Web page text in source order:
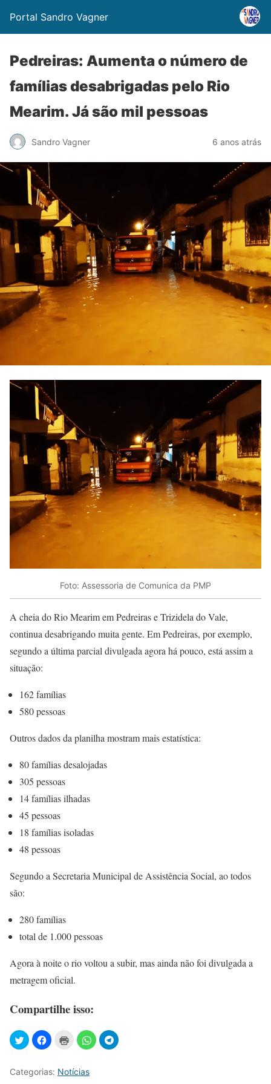
Portal Sandro Vagner
Pedreiras: Aumenta o número de
famílias desabrigadas pelo Rio
Mearim. Já são mil pessoas
Sandro Vagner 6 anos atrás
Foto: Assessoria de Comunica da PMP
A cheia do Rio Mearim em Pedreiras e Trizidela do Vale,
continua desabrigando muita gente. Em Pedreiras, por exemplo,
segundo a última parcial divulgada agora há pouco, está assim a
situação:
162 famílias
580 pessoas
Outros dados da planilha mostram mais estatística:
80 famílias desalojadas
305 pessoas
14 famílias ilhadas
45 pessoas
18 famílias isoladas
48 pessoas
Segundo a Secretaria Municipal de Assistência Social, ao todos
são:
280 famílias
total de 1.000 pessoas
Agora à noite o rio voltou a subir, mas ainda não foi divulgada a
metragem oficial.
Compartilhe isso:
Categorias: Notícias